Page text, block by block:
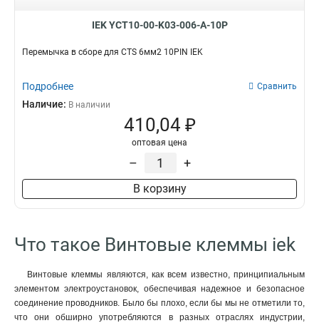
IEK YCT10-00-K03-006-A-10P
Перемычка в сборе для CTS 6мм2 10PIN IEK
Подробнее Сравнить
Наличие: В наличии
410,04 ₽
оптовая цена
– +
В корзину
Что такое Винтовые клеммы iek
Винтовые клеммы являются, как всем известно, принципиальным
элементом электроустановок, обеспечивая надежное и безопасное
соединение проводников. Было бы плохо, если бы мы не отметили то,
что они обширно употребляются в разных отраслях индустрии,